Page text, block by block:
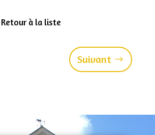
Retour à la liste
Suivant